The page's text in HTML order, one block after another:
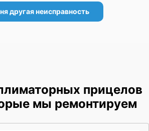
другая неисправность
прицелов
мы ремонтируем